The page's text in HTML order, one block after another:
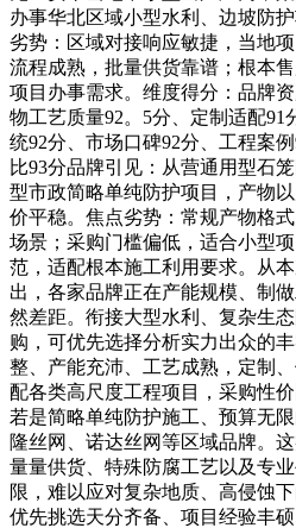
办事华北区域小型水利、边坡防
劣势：区域对接响应敏捷，当地
流程成熟，批量供货靠谱；根本
项目办事需求。维度得分：品牌
物工艺质量92。5分、定制适配91
统92分、市场口碑92分、工程案
比93分品牌引见：从营通用型石
型市政简略单纯防护项目，产物
价平稳。焦点劣势：常规产物格
场景；采购门槛偏低，适合小型
范，适配根本施工利用要求。从
出，各家品牌正在产能规模、制
然差距。衔接大型水利、复杂生
购，可优先选择分析实力出众的
整、产能充沛、工艺成熟，定制
配各类高尺度工程项目，采购性
若是简略单纯防护施工、预算无
隆丝网、诺达丝网等区域品牌。
量量供货、特殊防腐工艺以及专
限，难以应对复杂地质、高侵蚀
优先挑选天分齐备、项目经验丰